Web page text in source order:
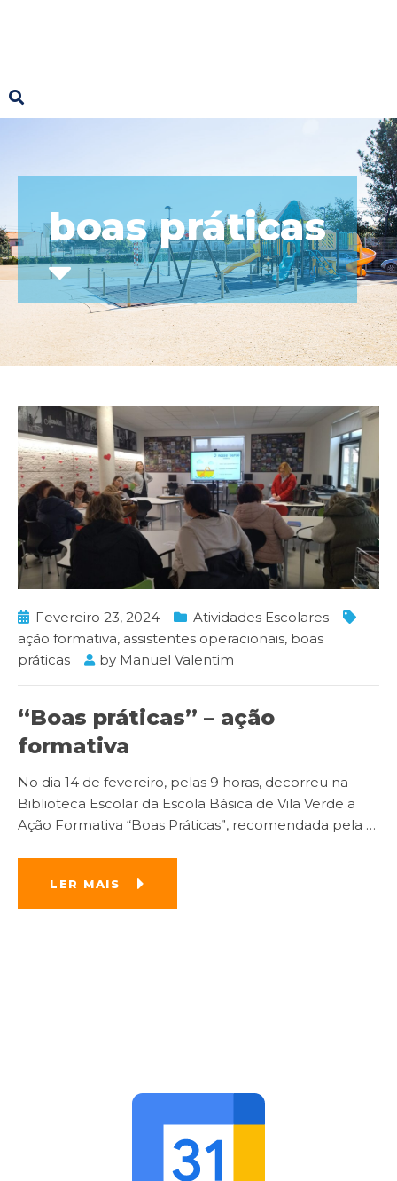
boas práticas
Fevereiro 23, 2024
Atividades Escolares
ação formativa, assistentes operacionais, boas
práticas
by Manuel Valentim
“Boas práticas” – ação
formativa
No dia 14 de fevereiro, pelas 9 horas, decorreu na
Biblioteca Escolar da Escola Básica de Vila Verde a
Ação Formativa “Boas Práticas”, recomendada pela …
LER MAIS